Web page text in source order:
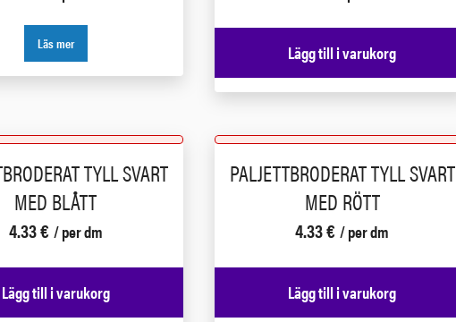
Läs mer Lägg till i varukorg
TYLL SVART
MED BLÅTT
4.33€ / per dm
Lägg till i varukorg
PALJETTBRODERAT TYLL SVART
MED RÖTT
4.33€ / per dm
Lägg till i varukorg